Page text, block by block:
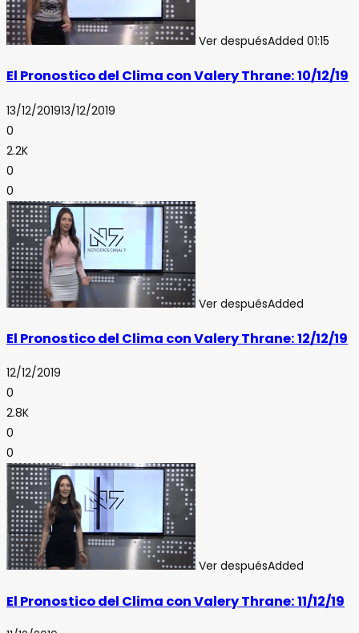
Ver despuésAdded 01:15
El Pronostico del Clima con Valery Thrane: 10/12/19
13/12/201913/12/2019
0
2.2K
0
0
Ver despuésAdded
El Pronostico del Clima con Valery Thrane: 12/12/19
12/12/2019
0
2.8K
0
0
Ver despuésAdded
El Pronostico del Clima con Valery Thrane: 11/12/19